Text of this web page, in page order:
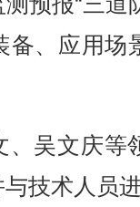
、应用
吴文庆等
技术人员进